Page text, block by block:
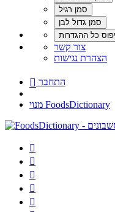
צור קשר
הצהרת נגישות
 התחבר
מנוי FoodsDictionary




